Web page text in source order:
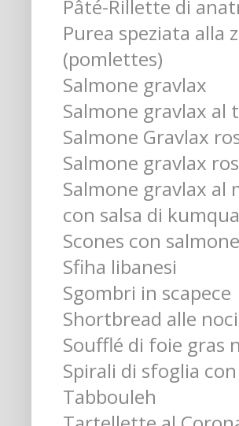
Pâté-Rillette di
Purea speziata alla
(pomlettes)
Salmone gravlax
Salmone gravlax al
Salmone Gravlax
Salmone gravlax
Salmone gravlax al
con salsa di
Scones con
Sfiha libanesi
Sgombri in scapece
Shortbread alle
Soufflé di foie gras
Spirali di sfoglia
Tabbouleh